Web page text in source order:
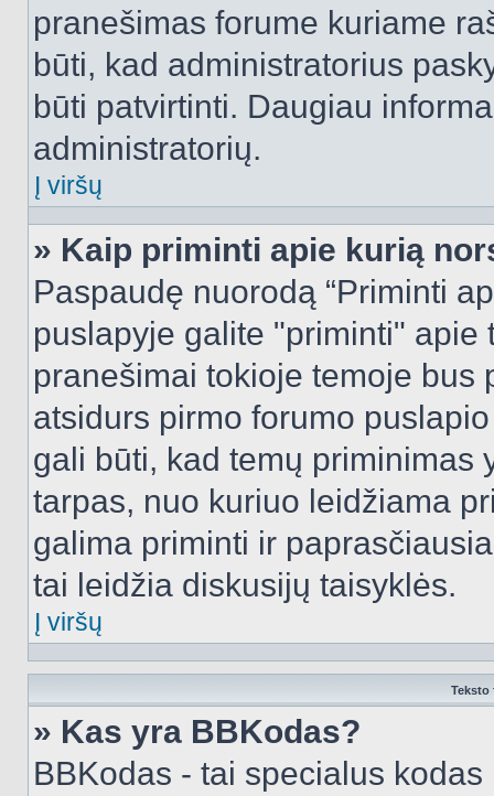
pranešimas forume kuriame
būti, kad administratorius
būti patvirtinti. Daugiau
administratorių.
Į viršų
» Kaip priminti apie kurią
Paspaudę nuorodą “Priminti
puslapyje galite "priminti"
pranešimai tokioje temoje bus
atsidurs pirmo forumo
gali būti, kad temų priminimas
tarpas, nuo kuriuo leidžiama
galima priminti ir
tai leidžia diskusijų taisyklės.
Į viršų
Teksto
» Kas yra BBKodas?
BBKodas - tai specialus